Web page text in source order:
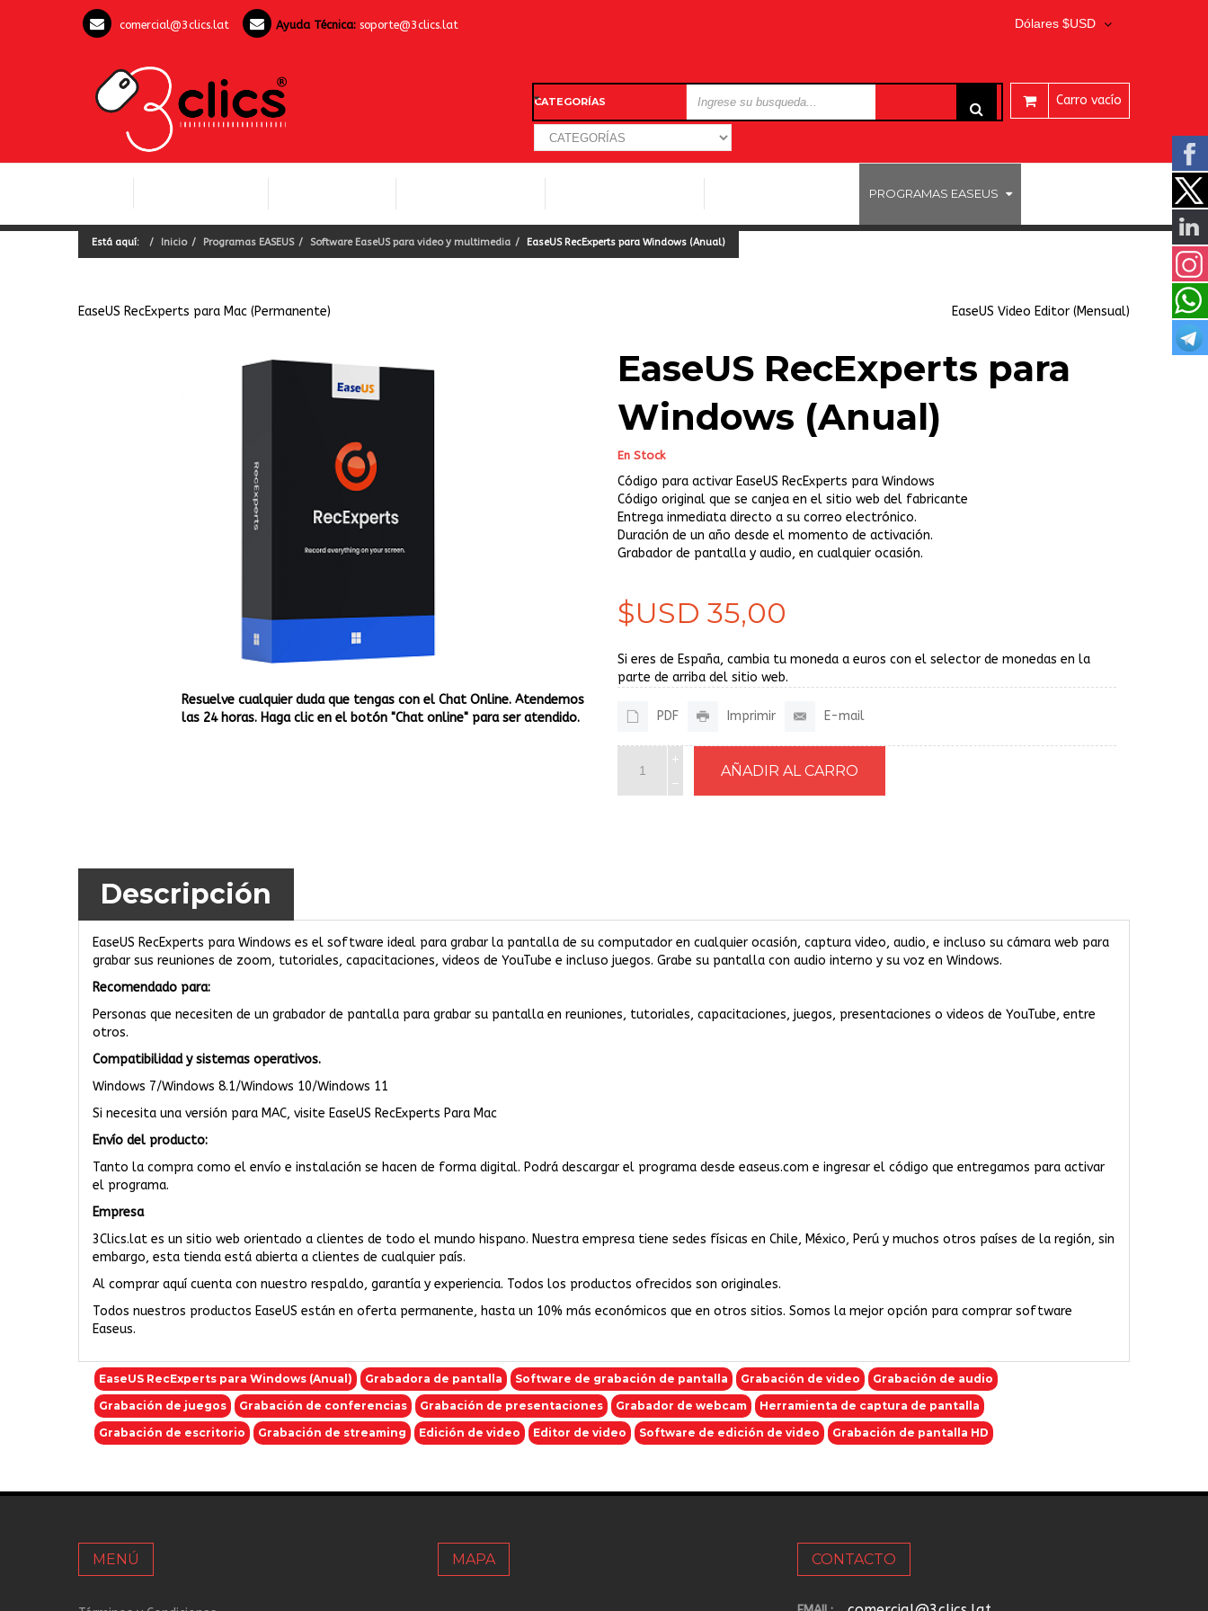
comercial@3clics.lat Ayuda Técnica: soporte@3clics.lat Dólares $USD
Carro vacío
CATEGORÍAS
PROGRAMAS EASEUS
Está aquí: Inicio Programas EASEUS Software EaseUS para video y multimedia EaseUS RecExperts para Windows (Anual)
EaseUS RecExperts para Mac (Permanente) EaseUS Video Editor (Mensual)
Resuelve cualquier duda que tengas con el Chat Online. Atendemos
las 24 horas. Haga clic en el botón "Chat online" para ser atendido.
EaseUS RecExperts para
Windows (Anual)
En Stock
Código para activar EaseUS RecExperts para Windows
Código original que se canjea en el sitio web del fabricante
Entrega inmediata directo a su correo electrónico.
Duración de un año desde el momento de activación.
Grabador de pantalla y audio, en cualquier ocasión.
$USD 35,00
Si eres de España, cambia tu moneda a euros con el selector de monedas en la
parte de arriba del sitio web.
PDF Imprimir E-mail
Descripción
EaseUS RecExperts para Windows es el software ideal para grabar la pantalla de su computador en cualquier ocasión, captura video, audio, e incluso su cámara web para
grabar sus reuniones de zoom, tutoriales, capacitaciones, videos de YouTube e incluso juegos. Grabe su pantalla con audio interno y su voz en Windows.
Recomendado para:
Personas que necesiten de un grabador de pantalla para grabar su pantalla en reuniones, tutoriales, capacitaciones, juegos, presentaciones o videos de YouTube, entre
otros.
Compatibilidad y sistemas operativos.
Windows 7/Windows 8.1/Windows 10/Windows 11
Si necesita una versión para MAC, visite EaseUS RecExperts Para Mac
Envío del producto:
Tanto la compra como el envío e instalación se hacen de forma digital. Podrá descargar el programa desde easeus.com e ingresar el código que entregamos para activar
el programa.
Empresa
3Clics.lat es un sitio web orientado a clientes de todo el mundo hispano. Nuestra empresa tiene sedes físicas en Chile, México, Perú y muchos otros países de la región, sin
embargo, esta tienda está abierta a clientes de cualquier país.
Al comprar aquí cuenta con nuestro respaldo, garantía y experiencia. Todos los productos ofrecidos son originales.
Todos nuestros productos EaseUS están en oferta permanente, hasta un 10% más económicos que en otros sitios. Somos la mejor opción para comprar software
Easeus.
EaseUS RecExperts para Windows (Anual) Grabadora de pantalla Software de grabación de pantalla Grabación de video
Grabación de audio
Grabación de juegos
Grabación de conferencias Grabación de presentaciones Grabador de webcam
Herramienta de captura de pantalla
Grabación de escritorio
Grabación de streaming Edición de video Editor de video Software de edición de video Grabación de pantalla HD
MENÚ MAPA CONTACTO